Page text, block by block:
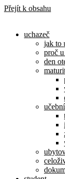
Přejít k obsahu
uchazeč
jak to
proč
den